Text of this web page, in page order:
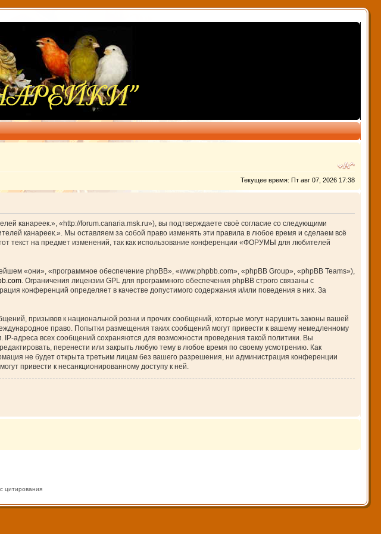
Текущее время: Пт авг 07, 2026 17:38
«http://forum.canaria.msk.ru»), вы подтверждаете своё согласие со следующими
канареек.». Мы оставляем за собой право изменять эти правила в любое время и сделаем всё
текст на предмет изменений, так как использование конференции «ФОРУМЫ для любителей
«они», «программное обеспечение phpBB», «www.phpbb.com», «phpBB Group», «phpBB Teams»),
. Ограничения лицензии GPL для программного обеспечения phpBB строго связаны с
конференций определяет в качестве допустимого содержания и/или поведения в них. За
призывов к национальной розни и прочих сообщений, которые могут нарушить законы вашей
право. Попытки размещения таких сообщений могут привести к вашему немедленному
адреса всех сообщений сохраняются для возможности проведения такой политики. Вы
перенести или закрыть любую тему в любое время по своему усмотрению. Как
не будет открыта третьим лицам без вашего разрешения, ни администрация конференции
привести к несанкционированному доступу к ней.